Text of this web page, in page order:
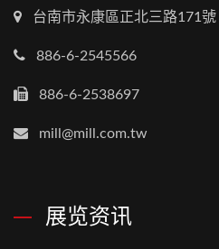
台南市永康區正北三路171號
886-6-2545566
886-6-2538697
mill@mill.com.tw
展览资讯